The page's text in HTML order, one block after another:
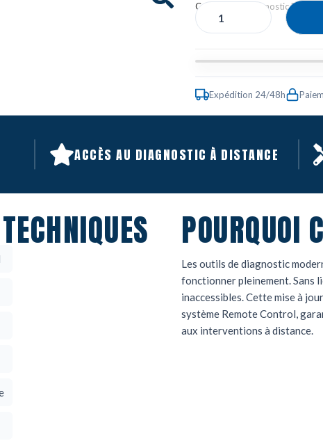
Catégories :
Diagnostic Repairify
Expédition 24/48h
ACCÈS AU DIAGNOSTIC À DISTANCE
POURQUOI
Les outils de diagnostic
fonctionner pleinement. Sans
inaccessibles. Cette mise à
système Remote Control,
aux interventions à distance.